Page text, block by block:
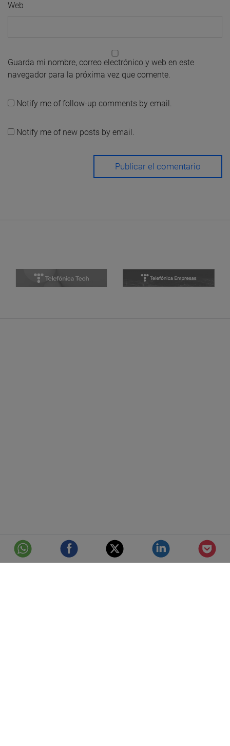
Web
Guarda mi nombre, correo electrónico y web en este
navegador para la próxima vez que comente.
Notify me of follow-up comments by email.
Notify me of new posts by email.